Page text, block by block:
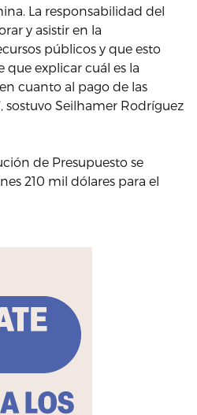
La responsabilidad del
y asistir en la
públicos y que esto
que explicar cuál es la
cuanto al pago de las
sostuvo Seilhamer Rodríguez
de Presupuesto se
210 mil dólares para el